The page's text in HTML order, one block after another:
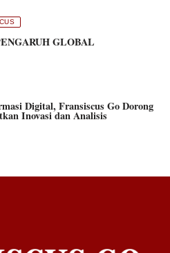
GLOBAL
Digital, Fransiscus Go Dorong
Inovasi dan Analisis